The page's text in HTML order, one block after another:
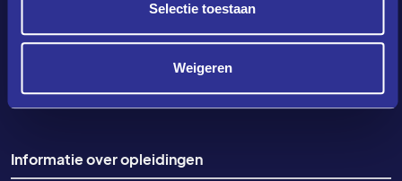
Selectie toestaan
Weigeren
Contact
Elke werkdag tussen 08:30-12:30
Informatie over opleidingen